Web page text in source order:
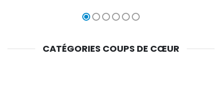
CATÉGORIES COUPS DE CŒUR